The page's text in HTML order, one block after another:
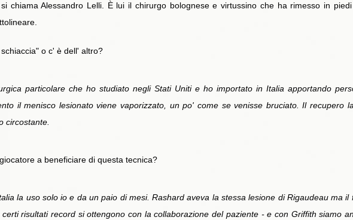
chiama Alessandro Lelli. È lui il chirurgo bolognese e virtussino che ha rimesso in
o c' è dell' altro?
particolare che ho studiato negli Stati Uniti e ho importato in Italia apportando
il menisco lesionato viene vaporizzato, un po' come se venisse bruciato. Il recupero
circostante.
a beneficiare di questa tecnica?
la uso solo io e da un paio di mesi. Rashard aveva la stessa lesione di Rigaudeau ma
risultati record si ottengono con la collaborazione del paziente - e con Griffith siamo